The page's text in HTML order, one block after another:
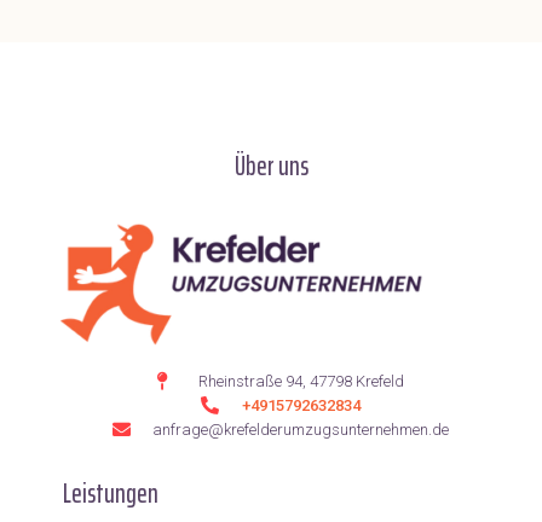
Über uns
Rheinstraße 94, 47798 Krefeld
+4915792632834
anfrage@krefelderumzugsunternehmen.de
Leistungen